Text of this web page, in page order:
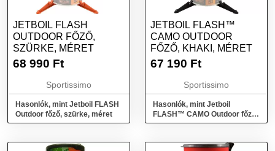
JETBOIL FLASH
OUTDOOR FŐZŐ,
SZÜRKE, MÉRET
68 990 Ft
Sportissimo
Hasonlók, mint Jetboil FLASH
Outdoor főző, szürke, méret
JETBOIL FLASH™
CAMO OUTDOOR
FŐZŐ, KHAKI, MÉRET
67 190 Ft
Sportissimo
Hasonlók, mint Jetboil
FLASH™ CAMO Outdoor főző,
khaki, méret